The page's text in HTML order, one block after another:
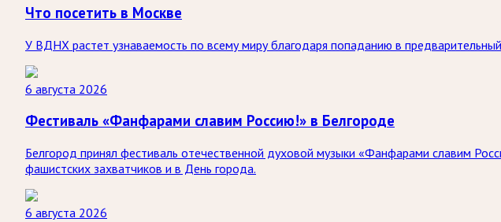
Что посетить в Москве
У ВДНХ растет узнаваемость по всему миру благодаря попаданию в
6 августа 2026
Фестиваль «Фанфарами славим Россию!» в Белгороде
Белгород принял фестиваль отечественной духовой музыки «Фанфарами славим
фашистских захватчиков и в День города.
6 августа 2026